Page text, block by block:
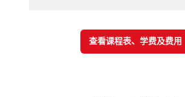
查看课程表、学费及费用